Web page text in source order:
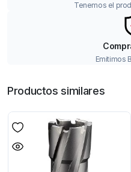
Tenemos el
Emitimos
Productos similares